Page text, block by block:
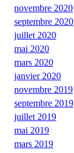
novembre 2020
septembre 2020
juillet 2020
mai 2020
mars 2020
janvier 2020
novembre 2019
septembre 2019
juillet 2019
mai 2019
mars 2019